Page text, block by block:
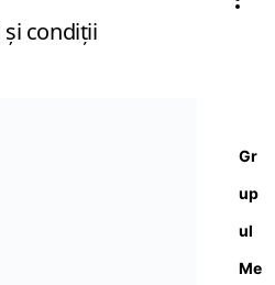
condiţii
Gr
up
ul
Me